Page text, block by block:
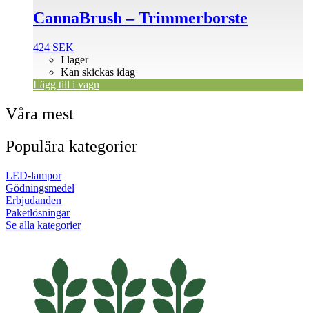
CannaBrush – Trimmerborste
424 SEK
I lager
Kan skickas idag
Lägg till i vagn
Våra mest
Populära kategorier
LED-lampor
Gödningsmedel
Erbjudanden
Paketlösningar
Se alla kategorier